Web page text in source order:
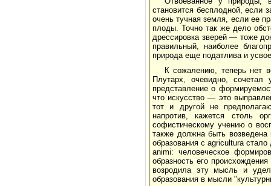
становится бесплодной, если
очень тучная земля, если ее
плоды. Точно так же дело
дрессировка зверей — тоже
правильный, наиболее
природа еще податлива и
К сожалению, теперь нет
Плутарх, очевидно, сочетал
представление о
что искусство — это
тот и другой не
напротив, кажется столь
софистическому учению о
также должна быть возведена
образования с agricultura
animi: человеческое
образность его
возродила эту мысль и
образования в мысли